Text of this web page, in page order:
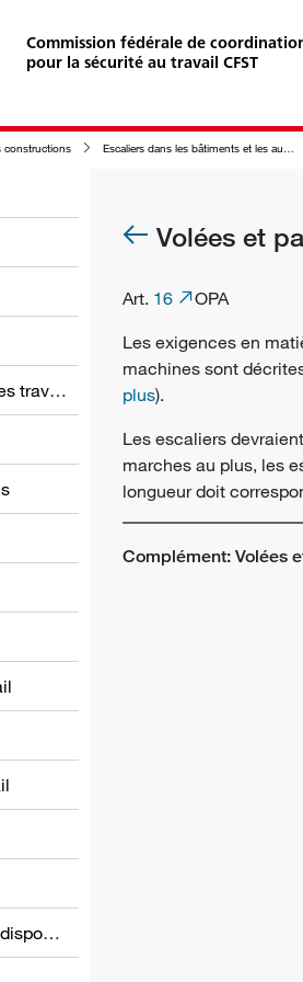
Commission fédérale de
pour la sécurité au travail CFST
constructions Escaliers dans les bâtiments et les autres constructions ainsi que dans leur enceinte
Obligations des employeurs et des travailleurs
Informations relatives à d’autres dispositions
Volées et
Art. 16
OPA
Les exigences en
machines sont
plus).
Les escaliers
marches au plus, les
longueur doit
Complément: Volées